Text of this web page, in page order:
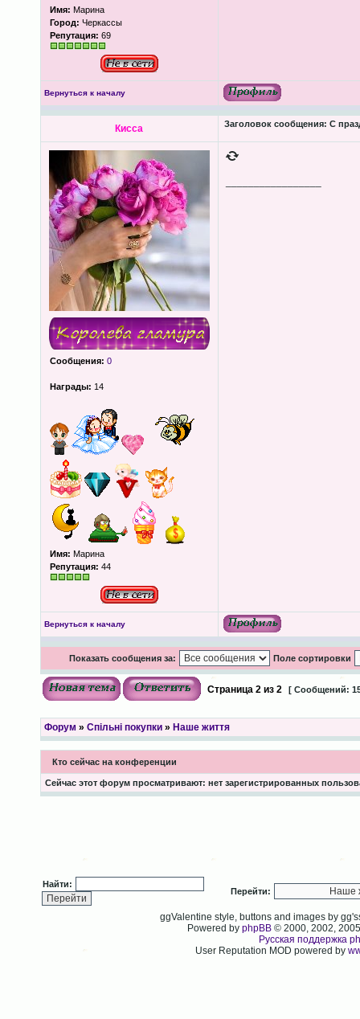
Имя: Марина
Город: Черкассы
Репутация: 69
Вернуться к началу
Кисса Заголовок сообщения: С
Сообщения: 0
Награды: 14
Имя: Марина
Репутация: 44
Вернуться к началу
Показать сообщения за: Поле сортировки
Страница 2из 2 [ Сообщений:
Форум » Спільні покупки» Наше життя
Кто сейчас на конференции
Сейчас этот форум просматривают: нет зарегистрированных
Найти:
Перейти:
ggValentine style, buttons and images by
Powered byphpBB © 2000, 2002,
Русская поддержка
User Reputation MOD powered by